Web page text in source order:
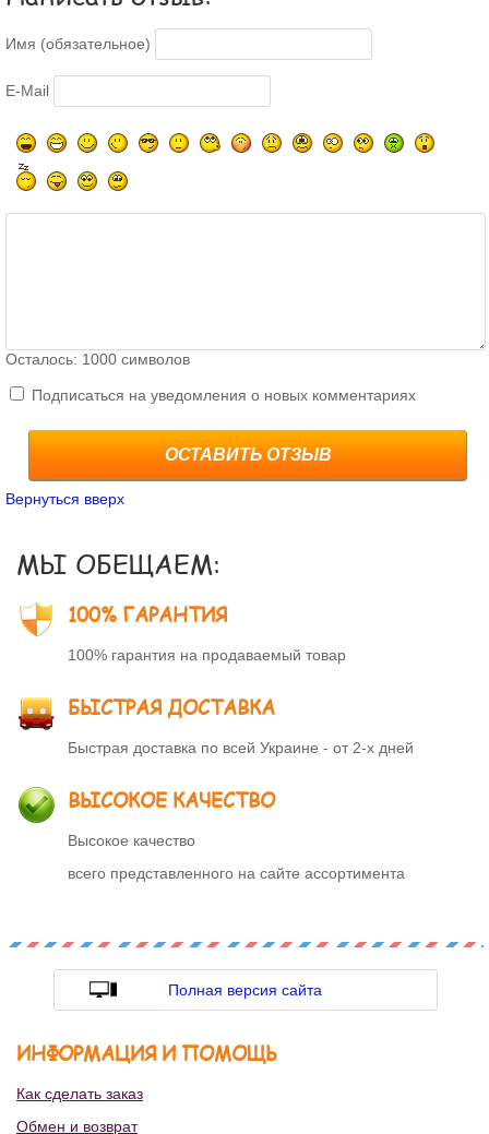
Имя (обязательное)
E-Mail
Осталось: 1000 символов
Подписаться на уведомления о новых комментариях
ОСТАВИТЬ ОТЗЫВ
Вернуться вверх
МЫ ОБЕЩАЕМ:
100% ГАРАНТИЯ
100% гарантия на продаваемый товар
БЫСТРАЯ ДОСТАВКА
Быстрая доставка по всей Украине - от 2-х дней
ВЫСОКОЕ КАЧЕСТВО
Высокое качество
всего представленного на сайте ассортимента
Полная версия сайта
ИНФОРМАЦИЯ И ПОМОЩЬ
Как сделать заказ
Обмен и возврат